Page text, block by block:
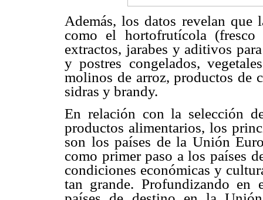
Además, los datos revelan que
como el hortofrutícola
extractos, jarabes y aditivos
y postres congelados,
molinos de arroz, productos de
sidras y brandy.
En relación con la selección
productos alimentarios, los
son los países de la Unión
como primer paso a los países
condiciones económicas y
tan grande. Profundizando en